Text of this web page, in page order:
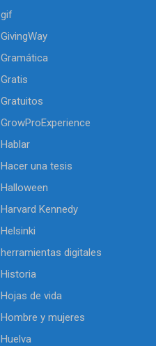
gif
GivingWay
Gramática
Gratis
Gratuitos
GrowProExperience
Hablar
Hacer una tesis
Halloween
Harvard Kennedy
Helsinki
herramientas digitales
Historia
Hojas de vida
Hombre y mujeres
Huelva